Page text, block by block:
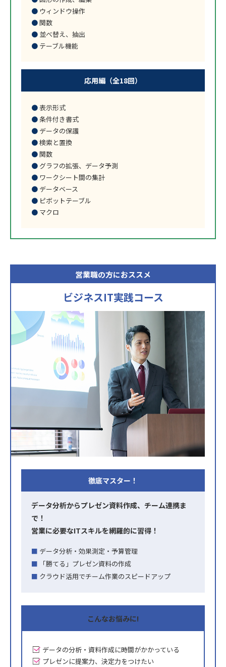
ウィンドウ操作
関数
並べ替え、抽出
テーブル機能
応用編（全18回）
表示形式
条件付き書式
データの保護
検索と置換
関数
グラフの拡張、データ予測
ワークシート間の集計
データベース
ピボットテーブル
マクロ
営業職の方におススメ
ビジネスIT実践コース
徹底マスター！
データ分析からプレゼン資料作成、チーム連携ま
で！
営業に必要なITスキルを網羅的に習得！
データ分析・効果測定・予算管理
「勝てる」プレゼン資料の作成
クラウド活用でチーム作業のスピードアップ
こんなお悩みに!
データの分析・資料作成に時間がかかっている
プレゼンに提案力、決定力をつけたい